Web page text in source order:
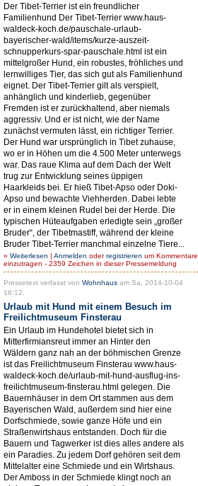
Der Tibet-Terrier ist ein freundlicher
Familienhund Der Tibet-Terrier www.haus-
waldeck-koch.de/pauschale-urlaub-
bayerischer-wald/items/kurze-auszeit-
schnupperkurs-spar-pauschale.html ist ein
mittelgroßer Hund, ein robustes, fröhliches und
lernwilliges Tier, das sich gut als Familienhund
eignet. Der Tibet-Terrier gilt als verspielt,
anhänglich und kinderlieb, gegenüber
Fremden ist er zurückhaltend, aber niemals
aggressiv. Und er ist nicht, wie der Name
zunächst vermuten lässt, ein richtiger Terrier.
Der Hund war ursprünglich in Tibet zuhause,
wo er in Höhen um die 4.500 Meter unterwegs
war. Das raue Klima auf dem Dach der Welt
trug zur Entwicklung seines üppigen
Haarkleids bei. Er hieß Tibet-Apso oder Doki-
Apso und bewachte Viehherden. Dabei lebte
er in einem kleinen Rudel bei der Herde. Die
typischen Hüteaufgaben erledigte sein „großer
Bruder“, der Tibetmastiff, während der kleine
Bruder Tibet-Terrier manchmal einzelne Tiere...
» Weiterlesen | Anmelden oderregistrieren um Kommentare
einzutragen - 2359 Zeichen in dieser Pressemeldung
Pressetext verfasst von Wohnhaus am Sa, 2014-10-04
16:12.
Urlaub mit Hund mit einem Besuch im
Freilichtmuseum Finsterau
Ein Urlaub im Hundehotel bietet sich in
Mitterfirmiansreut immer an Hinter den
Wäldern ganz nah an der böhmischen Grenze
ist das Freilichtmuseum Finsterau www.haus-
waldeck-koch.de/urlaub-mit-hund-ausflug-ins-
freilichtmuseum-finsterau.html gelegen. Die
Bauernhäuser in dem Ort stammen aus dem
Bayerischen Wald, außerdem sind hier eine
Dorfschmiede, sowie ganze Höfe und ein
Straßenwirtshaus entstanden. Doch für die
Bauern und Tagwerker ist dies alles andere als
ein Paradies. Zu jedem Dorf gehören seit dem
Mittelalter eine Schmiede und ein Wirtshaus.
Der Amboss in der Schmiede klingt noch an